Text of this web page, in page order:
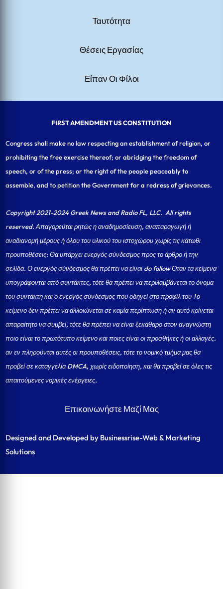
Ταυτότητα
Θέσεις Εργασίας
Είπαν Οι Φίλοι
FIRST AMENDMENT US CONSTITUTION
Congress shall make no law respecting an establishment of religion, or
prohibiting the free exercise thereof; or abridging the freedom of
speech, or of the press; or the right of the people peaceably to
assemble, and to petition the Government for a redress of grievances.
Copyright 2021-2024 Greek News and Radio FL, LLC. All rights
reserved. Απαγορεύται ρητώς η αναδημοσίευση, αναπαραγωγή ή
αναδιανομή μέρους ή όλου του υλικού του ιστοχώρου χωρίς τις κάτωθι
προυποθέσεις: Θα υπάρχει ενεργός σύνδεσμος προς το άρθρο ή την
σελίδα.Ο ενεργός σύνδεσμος θα πρέπει να είναι do follow Όταν τα κείμενα
υπογράφονται από συντάκτες, τότε θα πρέπει να περιλαμβάνεται το όνομα
του συντάκτη και ο ενεργός σύνδεσμος που οδηγεί στο προφίλ του Το
κείμενο δεν πρέπει να αλλοιώνεται σε καμία περίπτωση ή αν αυτό κρίνεται
απαραίτητο να συμβεί, τότε θα πρέπει να είναι ξεκάθαρο στον αναγνώστη
ποιο είναι το πρωτότυπο κείμενο και ποιες είναι οι προσθήκες ή οι αλλαγές.
αν εν πληρούνται αυτές οι προυποθέσεις, τότε το νομικό τμήμα μας θα
προβεί σε καταγγελία DMCA, χωρίς ειδοποίηση, και θα προβεί σε όλες τις
απαιτούμενες νομικές ενέργειες.
Επικοινωνήστε Μαζί Μας
Designed and Developed by Businessrise-Web & Marketing
Solutions